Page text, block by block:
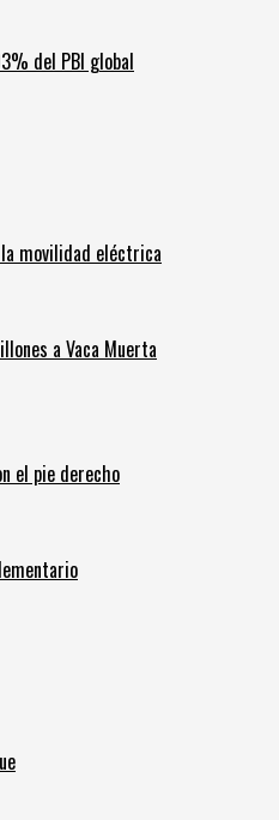
del PBI global
movilidad eléctrica
a Vaca Muerta
el pie derecho